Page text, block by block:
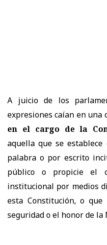
A juicio de los
expresiones caían en una
en el cargo de la
aquella que se
palabra o por escrito
público o propicie el
institucional por medios
esta Constitución, o que
seguridad o el honor de la